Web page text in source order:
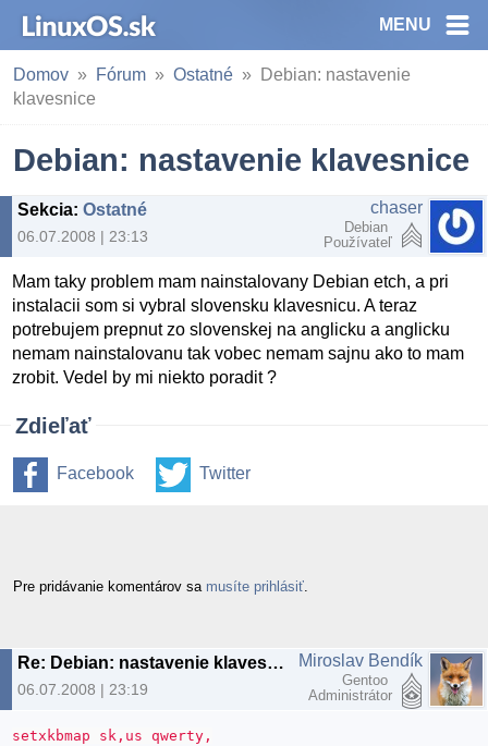
MENU
Domov Fórum Ostatné
Debian: nastavenie
klavesnice
Debian: nastavenie klavesnice
Sekcia: Ostatné
06.07.2008 | 23:13
chaser
Debian
Používateľ
Mam taky problem mam nainstalovany Debian etch, a pri
instalacii som si vybral slovensku klavesnicu. A teraz
potrebujem prepnut zo slovenskej na anglicku a anglicku
nemam nainstalovanu tak vobec nemam sajnu ako to mam
zrobit. Vedel by mi niekto poradit ?
Zdieľať
Facebook Twitter
Pre pridávanie komentárov sa musíte prihlásiť
Re: Debian: nastavenie klavesnice
06.07.2008 | 23:19
Miroslav Bendík
Gentoo
Administrátor
setxkbmap sk,us qwerty,